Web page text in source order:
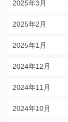
2025年3月
2025年2月
2025年1月
2024年12月
2024年11月
2024年10月